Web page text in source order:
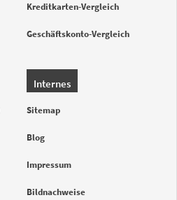
Kreditkarten-Vergleich
Geschäftskonto-Vergleich
Internes
Sitemap
Blog
Impressum
Bildnachweise